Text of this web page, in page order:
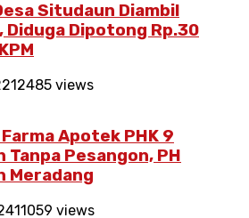
Situdaun Diambil
Diduga Dipotong Rp.30
12485 views
Farma Apotek PHK 9
Tanpa Pesangon, PH
Meradang
11059 views